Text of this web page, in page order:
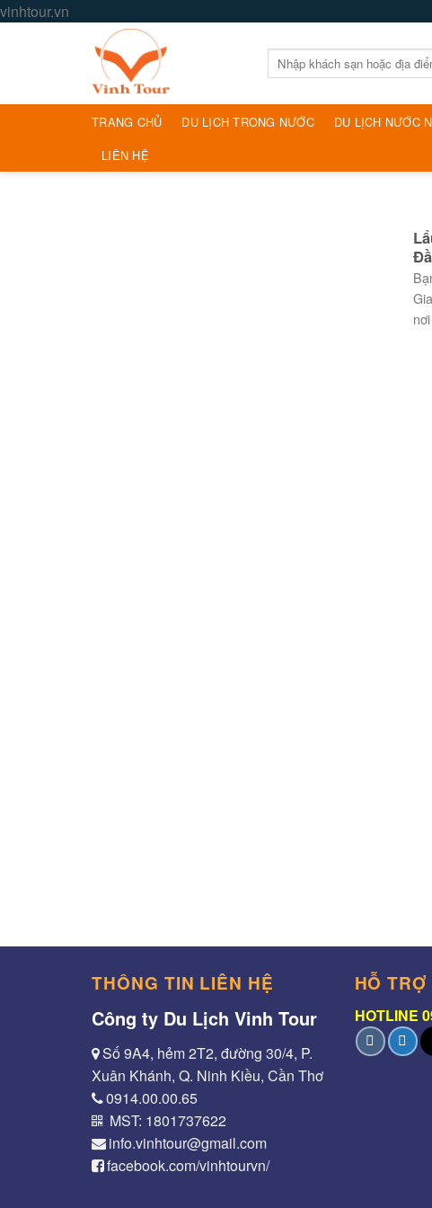
vinhtour.vn
content
Tìm
kiếm:
TRANG CHỦ DU LỊCH TRONG NƯỚC DU LỊCH NƯỚC
LIÊN HỆ
THÔNG TIN LIÊN HỆ
Công ty Du Lịch Vinh Tour
Số 9A4, hẻm 2T2, đường 30/4, P.
Xuân Khánh, Q. Ninh Kiều, Cần Thơ
0914.00.00.65
MST: 1801737622
info.vinhtour@gmail.com
facebook.com/vinhtourvn/
HỖ
HOTLINE